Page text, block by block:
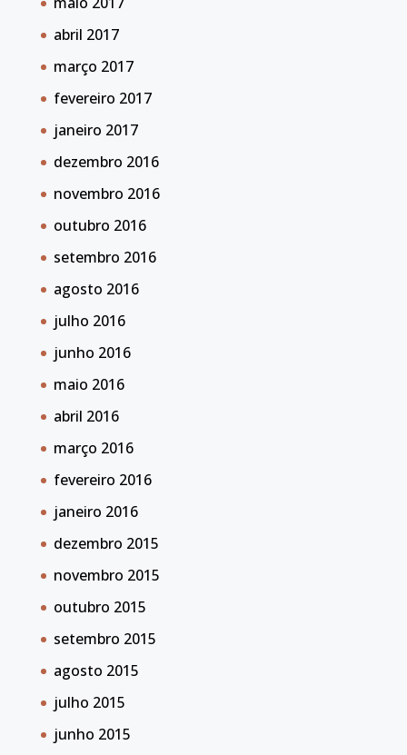
abril 2017
março 2017
fevereiro 2017
janeiro 2017
dezembro 2016
novembro 2016
outubro 2016
setembro 2016
agosto 2016
julho 2016
junho 2016
maio 2016
abril 2016
março 2016
fevereiro 2016
janeiro 2016
dezembro 2015
novembro 2015
outubro 2015
setembro 2015
agosto 2015
julho 2015
junho 2015